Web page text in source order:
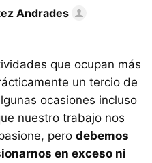
Andrades
que ocupan más
un tercio de
ocasiones incluso
nuestro trabajo nos
pero debemos
en exceso ni